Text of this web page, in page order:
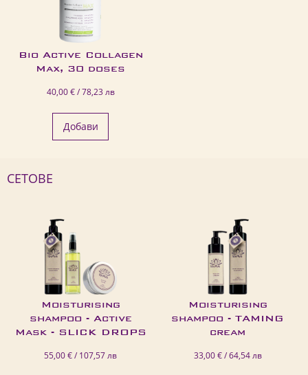
Bio Active Collagen
Max, 30 doses
40,00 € / 78,23 лв
Добави
СЕТОВЕ
Moisturising
shampoo - Active
Mask - SLICK DROPS
55,00 € / 107,57 лв
Moisturising
shampoo - TAMING
cream
33,00 € / 64,54 лв